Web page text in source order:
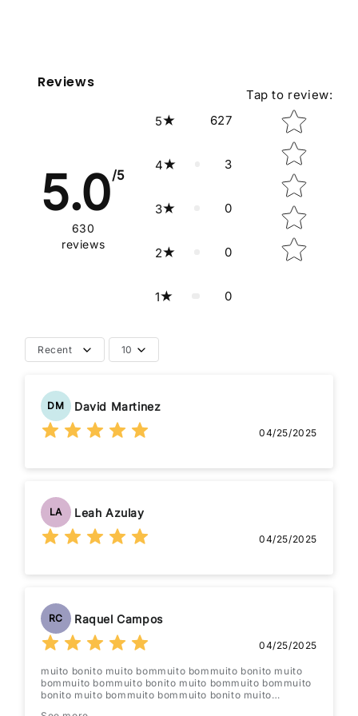
Reviews
5.0/5
630
reviews
5 627
4 3
3 0
2 0
1 0
Tap to review:
Star rating
Recent 10
DM David Martinez
04/25/2025
LA Leah Azulay
04/25/2025
RC Raquel Campos
04/25/2025
muito bonito muito bommuito bommuito bonito muito
bommuito bommuito bonito muito bommuito bommuito
bonito muito bommuito bommuito bonito muito